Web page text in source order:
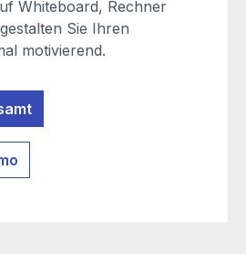
Whiteboard, Rechner
Sie Ihren
motivierend.